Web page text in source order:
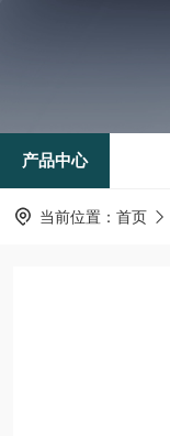
产品中心
当前位置： 首页